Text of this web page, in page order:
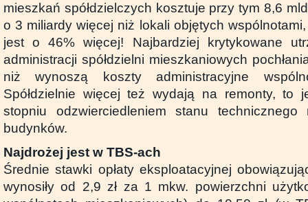
mieszkań spółdzielczych kosztuje przy tym 8,6
o 3 miliardy więcej niż lokali objętych
jest o 46% więcej! Najbardziej krytykowane
administracji spółdzielni mieszkaniowych
niż wynoszą koszty administracyjne
Spółdzielnie więcej też wydają na remonty, to
stopniu odzwierciedleniem stanu technicznego
budynków.
Najdrożej jest w TBS-ach
Średnie stawki opłaty eksploatacyjnej
wynosiły od 2,9 zł za 1 mkw. powierzchni